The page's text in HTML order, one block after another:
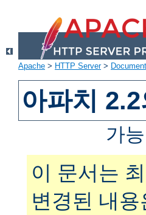
Apache > HTTP Server>
아파치
가
이 문서는
변경된 내